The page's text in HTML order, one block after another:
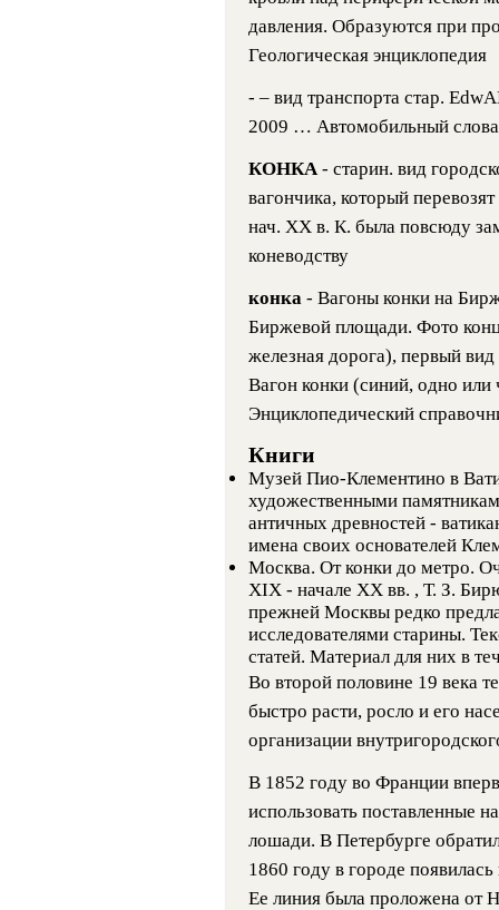
давления. Образуются при
Геологическая энциклопедия
- – вид транспорта стар.
2009 … Автомобильный
КОНКА - старин. вид
вагончика, который
нач. XX в. К. была повсюду
коневодству
конка - Вагоны конки на
Биржевой площади. Фото
железная дорога), первый
Вагон конки (синий, одно
Энциклопедический
Книги
Музей Пио-Клементино в
художественными
античных древностей -
имена своих основателей
Москва. От конки до метро.
XIX - начале XX вв. , Т. З.
прежней Москвы редко
исследователями старины.
статей. Материал для них в
Во второй половине 19 века
быстро расти, росло и его
организации
В 1852 году во Франции
использовать поставленные
лошади. В Петербурге
1860 году в городе
Ее линия была проложена от